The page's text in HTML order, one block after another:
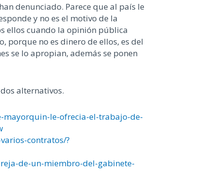
denunciado. Parece que al país le
y no es el motivo de la
ellos cuando la opinión pública
porque no es dinero de ellos, es del
se lo apropian, además se ponen
alternativos.
mayorquin-le-ofrecia-el-trabajo-de-
contratos/?
de-un-miembro-del-gabinete-